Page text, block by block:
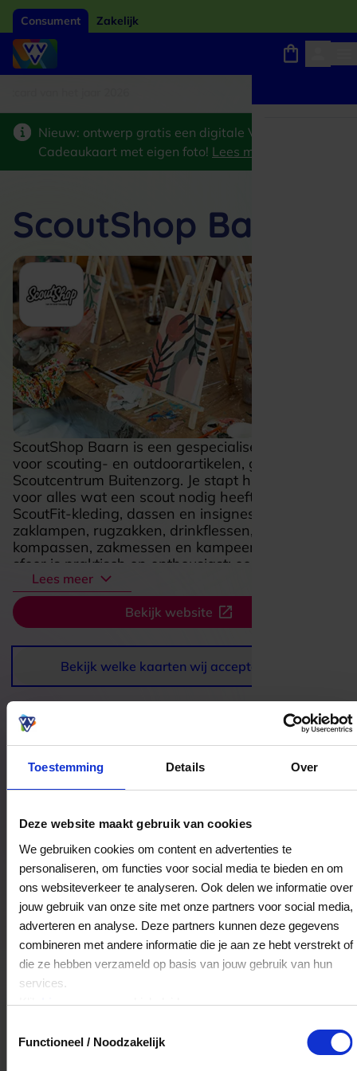
Toestemming Details Over
Deze website maakt gebruik van cookies
We gebruiken cookies om content en advertenties te
personaliseren, om functies voor social media te bieden en om
ons websiteverkeer te analyseren. Ook delen we informatie over
jouw gebruik van onze site met onze partners voor social media,
adverteren en analyse. Deze partners kunnen deze gegevens
combineren met andere informatie die je aan ze hebt verstrekt of
die ze hebben verzameld op basis van jouw gebruik van hun
services.
Klikhiervoor ons cookiebeleid.
Functioneel / Noodzakelijk
Consument Zakelijk
Nieuw: ontwerp gratis een digitale VVV
Cadeaukaart met eigen foto! Lees meer
ScoutShop Baarn is een gespecialiseerde winkel
voor scouting- en outdoorartikelen, gevestigd op
Scoutcentrum Buitenzorg. Je stapt hier binnen
voor alles wat een scout nodig heeft, van
ScoutFit-kleding, dassen en insignes tot
zaklampen, rugzakken, drinkflessen, touw,
kompassen, zakmessen en kampeerartikelen. De
sfeer is praktisch en enthousiast: een plek waar
je makkelijk rondkijkt, spullen kunt vergelijken en
meteen inspiratie opdoet voor kamp, hike of
gewoon een goede uitrusting voor buiten. Ook als
je geen scout bent, vind je hier volop handige
outdoorproducten en leuke gadgets. Dat maakt
ScoutShop Baarn tot een fijne stop voor iedereen
die graag goed voorbereid op pad gaat.
Lees meer
Bekijk website
ScoutShop Baarn
Bekijk welke kaarten wij accepteren
Bestedingslocaties
ScoutShop Baarn
Amsterdamsestraatweg 51
3744MA Baarn
Veelgestelde Vragen
Ja, je mag het saldo van je VVV